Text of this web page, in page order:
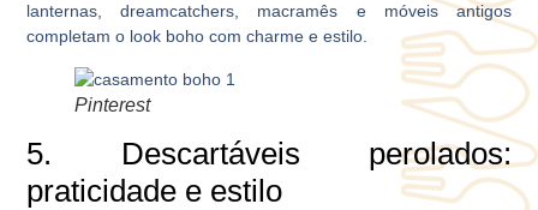
lanternas, dreamcatchers, macramês e móveis antigos
completam o look boho com charme e estilo.
Pinterest
5. Descartáveis perolados:
praticidade e estilo